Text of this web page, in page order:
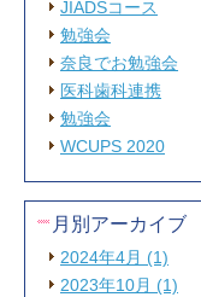
JIADSコース
勉強会
奈良でお勉強会
医科歯科連携
勉強会
WCUPS 2020
月別アーカイブ
2024年4月 (1)
2023年10月 (1)